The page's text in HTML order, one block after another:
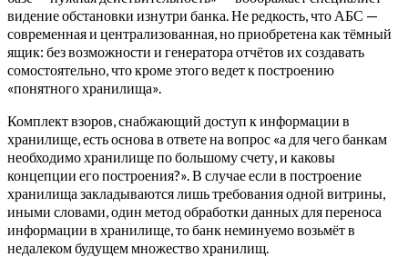
видение обстановки изнутри банка. Не редкость, что АБС —
современная и централизованная, но приобретена как тёмный
ящик: без возможности и генератора отчётов их создавать
сомостоятельно, что кроме этого ведет к построению
«понятного хранилища».
Комплект взоров, снабжающий доступ к информации в
хранилище, есть основа в ответе на вопрос «а для чего банкам
необходимо хранилище по большому счету, и каковы
концепции его построения?». В случае если в построение
хранилища закладываются лишь требования одной витрины,
иными словами, один метод обработки данных для переноса
информации в хранилище, то банк неминуемо возьмёт в
недалеком будущем множество хранилищ.